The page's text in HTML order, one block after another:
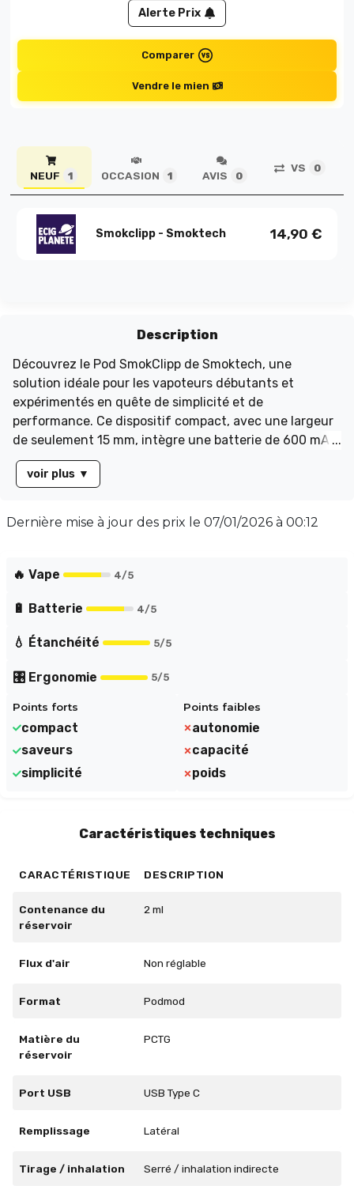
Alerte Prix
Comparer
Vendre le mien
NEUF 1 OCCASION 1 AVIS 0
VS 0
Smokclipp - Smoktech 14,90 €
Description
Découvrez le Pod SmokClipp de Smoktech, une
solution idéale pour les vapoteurs débutants et
expérimentés en quête de simplicité et de
performance. Ce dispositif compact, avec une largeur
de seulement 15 mm, intègre une batterie de 600 mAh
rechargeable via USB-C, garantissant une utilisation
prolongée. Équipé d'une cartouche RF de 2 ml et d'une
expérience de vapotage riche en saveurs, parfaite pour
automatique et l'absence de réglages complexes, il
voir plus ▼
Dernière mise à jour des prix le 07/01/2026 à 00:12
🔥 Vape 4/5
🔋 Batterie 4/5
💧 Étanchéité 5/5
🎛️ Ergonomie 5/5
Points forts
compact
saveurs
simplicité
Points faibles
autonomie
capacité
poids
Caractéristiques techniques
CARACTÉRISTIQUE DESCRIPTION
Contenance du
réservoir
2 ml
Flux d'air Non réglable
Format Podmod
Matière du
réservoir
PCTG
Port USB USB Type C
Remplissage Latéral
Tirage / inhalation Serré / inhalation indirecte